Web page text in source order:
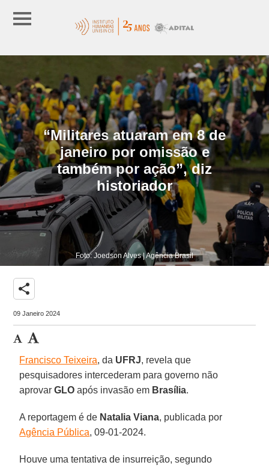
“Militares atuaram em 8 de
janeiro por omissão e
também por ação”, diz
historiador
Foto: Joedson Alves | Agência Brasil
share
09 Janeiro 2024
Francisco Teixeira, da UFRJ, revela que
pesquisadores intercederam para governo não
aprovarGLO após invasão em Brasília.
A reportagem é de Natalia Viana, publicada por
Agência Pública, 09-01-2024.
Houve uma tentativa de insurreição, segundo